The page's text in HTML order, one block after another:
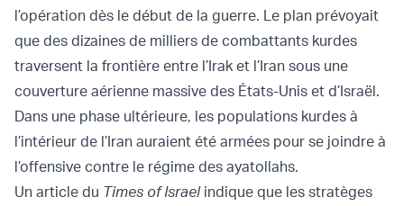
l’opération dès le début de la guerre. Le plan prévoyait
que des dizaines de milliers de combattants kurdes
traversent la frontière entre l’Irak et l’Iran sous une
couverture aérienne massive des États-Unis et d’Israël.
Dans une phase ultérieure, les populations kurdes à
l’intérieur de l’Iran auraient été armées pour se joindre à
l’offensive contre le régime des ayatollahs.
Un article du Times of Israelindique que les stratèges